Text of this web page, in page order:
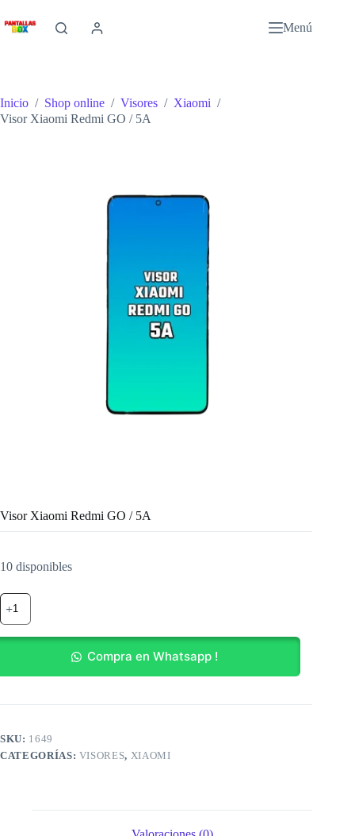
al
contenido
Menú
Inicio / Shop online / Visores / Xiaomi /
Visor Xiaomi Redmi GO / 5A
Visor Xiaomi Redmi GO / 5A
10 disponibles
Visor
Xiaomi
Redmi
GO
cantidad
Compra en Whatsapp !
SKU: 1649
CATEGORÍAS: VISORES, XIAOMI